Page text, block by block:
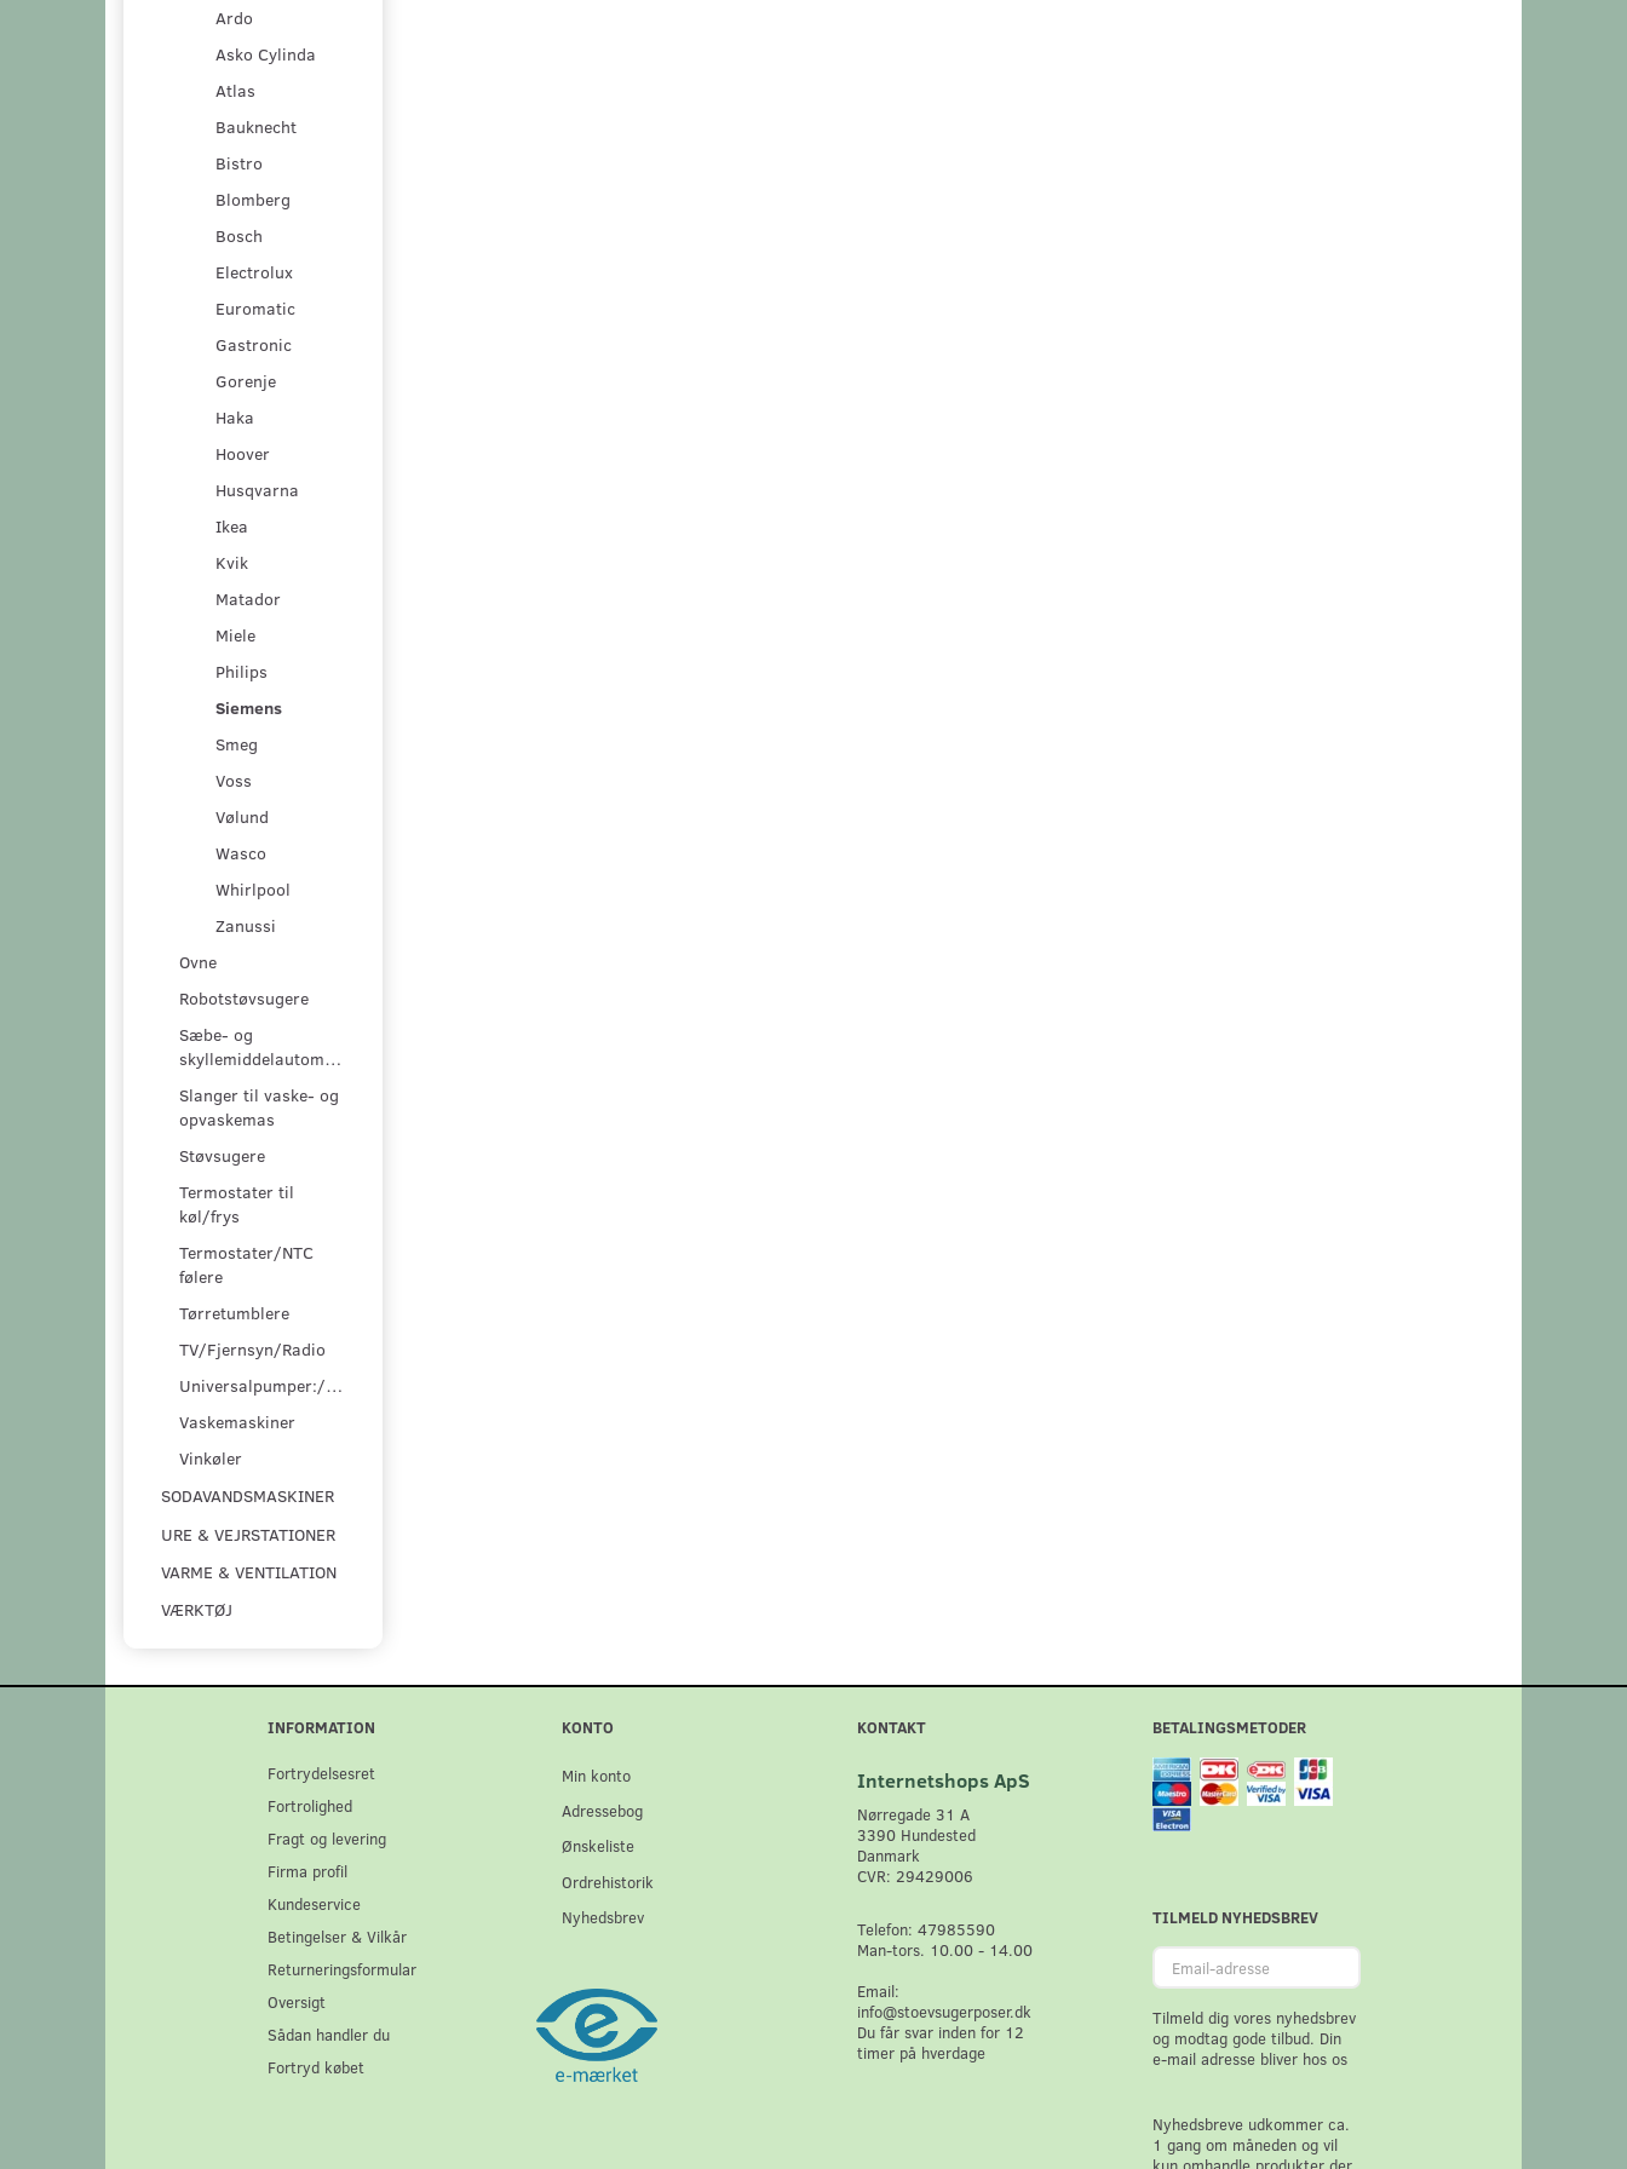
Ardo
Asko Cylinda
Atlas
Bauknecht
Bistro
Blomberg
Bosch
Electrolux
Euromatic
Gastronic
Gorenje
Haka
Hoover
Husqvarna
Ikea
Kvik
Matador
Miele
Philips
Siemens
Smeg
Voss
Vølund
Wasco
Whirlpool
Zanussi
Ovne
Robotstøvsugere
Sæbe- og
skyllemiddelautomater
Slanger til vaske- og
opvaskemas
Støvsugere
Termostater til
køl/frys
Termostater/NTC
følere
Tørretumblere
TV/Fjernsyn/Radio
Universalpumper:/pumpesæt
Vaskemaskiner
Vinkøler
SODAVANDSMASKINER
URE & VEJRSTATIONER
VARME & VENTILATION
VÆRKTØJ
INFORMATION
Fortrydelsesret
Fortrolighed
Fragt og levering
Firma profil
Kundeservice
Betingelser & Vilkår
Returneringsformular
Oversigt
Sådan handler du
Fortryd købet
KONTO
Min konto
Adressebog
Ønskeliste
Ordrehistorik
Nyhedsbrev
KONTAKT
Internetshops ApS
Nørregade 31 A
3390 Hundested
Danmark
CVR: 29429006
Telefon: 47985590
Man-tors. 10.00 - 14.00
Email:
info@stoevsugerposer.dk
Du får svar inden for 12
timer på hverdage
BETALINGSMETODER
TILMELD NYHEDSBREV
Email-
adresse
Tilmeld dig vores nyhedsbrev
og modtag gode tilbud. Din
e-mail adresse bliver hos os
Nyhedsbreve udkommer ca.
1 gang om måneden og vil